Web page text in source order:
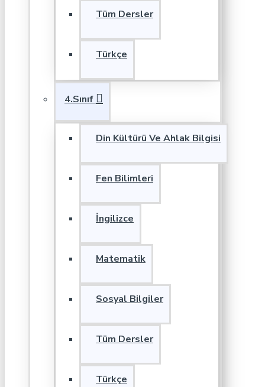
Tüm Dersler
Türkçe
4.Sınıf
Din Kültürü Ve Ahlak Bilgisi
Fen Bilimleri
İngilizce
Matematik
Sosyal Bilgiler
Tüm Dersler
Türkçe